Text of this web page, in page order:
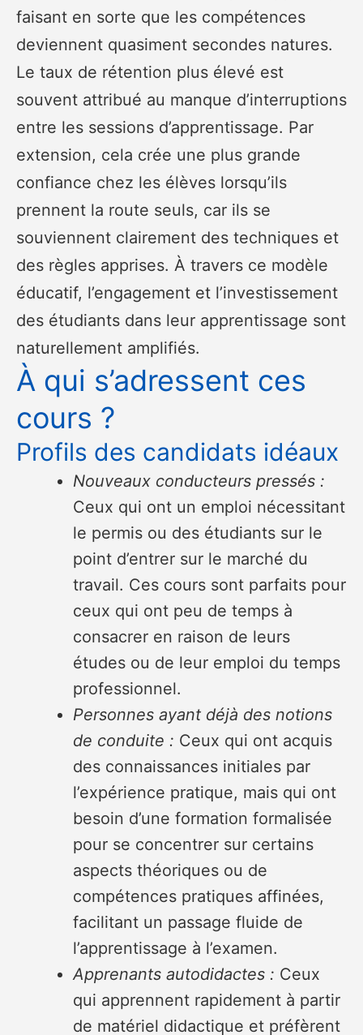
faisant en sorte que les compétences
deviennent quasiment secondes natures.
Le taux de rétention plus élevé est
souvent attribué au manque d’interruptions
entre les sessions d’apprentissage. Par
extension, cela crée une plus grande
confiance chez les élèves lorsqu’ils
prennent la route seuls, car ils se
souviennent clairement des techniques et
des règles apprises. À travers ce modèle
éducatif, l’engagement et l’investissement
des étudiants dans leur apprentissage sont
naturellement amplifiés.
À qui s’adressent ces
cours ?
Profils des candidats idéaux
Nouveaux conducteurs pressés :
Ceux qui ont un emploi nécessitant
le permis ou des étudiants sur le
point d’entrer sur le marché du
travail. Ces cours sont parfaits pour
ceux qui ont peu de temps à
consacrer en raison de leurs
études ou de leur emploi du temps
professionnel.
Personnes ayant déjà des notions
de conduite : Ceux qui ont acquis
des connaissances initiales par
l’expérience pratique, mais qui ont
besoin d’une formation formalisée
pour se concentrer sur certains
aspects théoriques ou de
compétences pratiques affinées,
facilitant un passage fluide de
l’apprentissage à l’examen.
Apprenants autodidactes : Ceux
qui apprennent rapidement à partir
de matériel didactique et préfèrent